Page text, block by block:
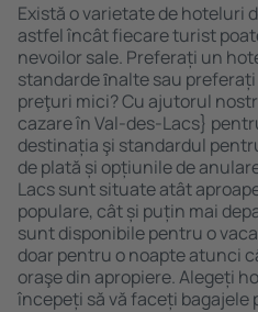
Există o varietate de hoteluri
astfel încât fiecare turist
nevoilor sale. Preferați un
standarde ȋnalte sau
preţuri mici? Cu ajutorul
cazare în Val-des-Lacs}
destinația şi standardul
de plată și opțiunile de
Lacs sunt situate atât
populare, cât și puțin mai
sunt disponibile pentru o
doar pentru o noapte atunci
oraşe din apropiere. Alegeți
începeți să vă faceți bagajele